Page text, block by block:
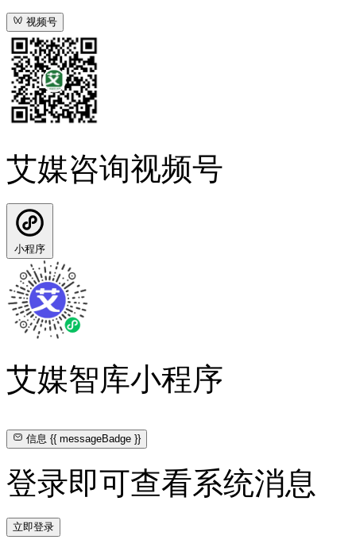
视频号
艾媒咨询视频号
小程序
艾媒智库小程序
信息{{ messageBadge }}
登录即可查看系统消息
立即登录